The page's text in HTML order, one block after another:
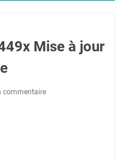
Mise à jour
commentaire